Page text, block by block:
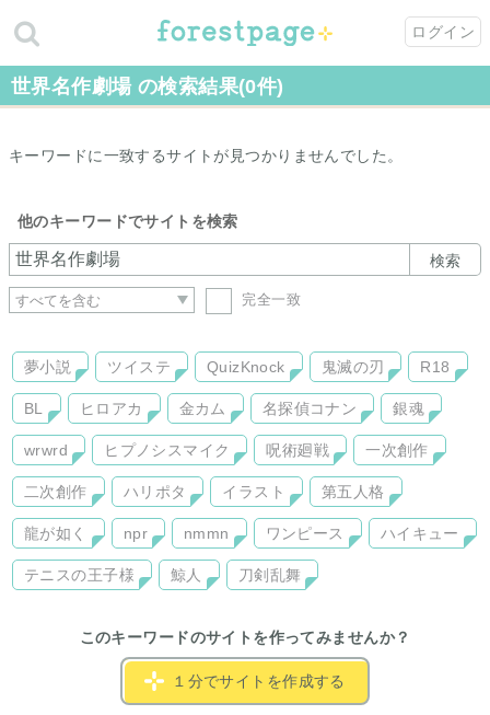
ログイン
世界名作劇場 の検索結果(0件)
キーワードに一致するサイトが見つかりませんでした。
他のキーワードでサイトを検索
検索
完全一致
夢小説 ツイステ QuizKnock 鬼滅の刃 R18
BL ヒロアカ 金カム 名探偵コナン 銀魂
wrwrd ヒプノシスマイク 呪術廻戦 一次創作
二次創作 ハリポタ イラスト 第五人格
龍が如く npr nmmn ワンピース ハイキュー
テニスの王子様 鯨人 刀剣乱舞
このキーワードのサイトを作ってみませんか？
１分でサイトを作成する